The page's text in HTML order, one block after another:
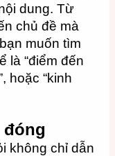
dung. Từ
chủ đề mà
muốn tìm
là “điểm đến
hoặc “kinh
đóng
không chỉ dẫn